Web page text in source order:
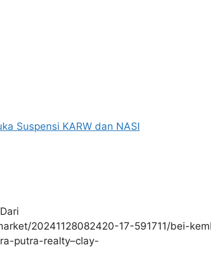
Suspensi KARW dan NASI
20241128082420-17-591711/bei-
putra-realty–clay-